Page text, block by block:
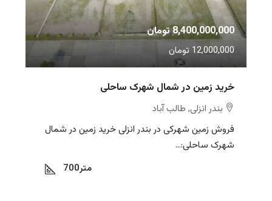
8,400,000,000 تومان
12,000,000 تومان
خرید زمین در شمال شهرک ساحلی
بندر انزلی, طالب آباد
فروش زمین شهرکی در بندر انزلی خرید زمین در شمال
شهرک ساحلی:...
700متر